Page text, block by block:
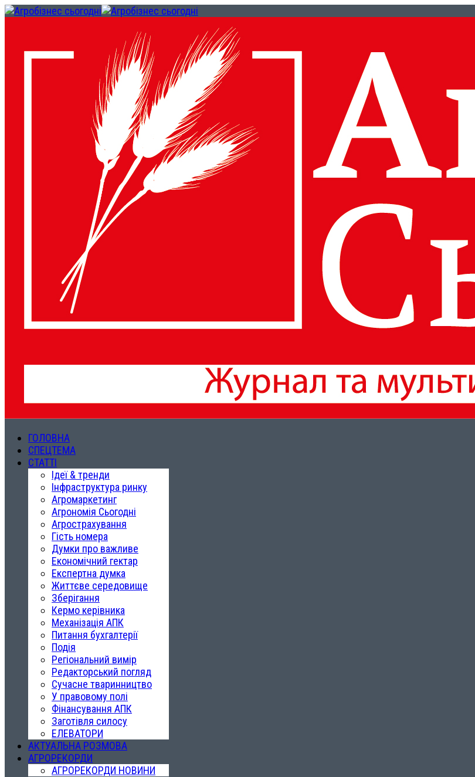
ГОЛОВНА
СПЕЦТЕМА
СТАТТІ
Ідеї & тренди
Інфраструктура ринку
Агромаркетинг
Агрономія Сьогодні
Агрострахування
Гість номера
Думки про важливе
Економічний гектар
Експертна думка
Життєве середовище
Зберігання
Кермо керівника
Механізація АПК
Питання бухгалтерії
Подія
Регіональний вимір
Редакторський погляд
Сучасне тваринництво
У правовому полі
Фінансування АПК
Заготівля силосу
ЕЛЕВАТОРИ
АКТУАЛЬНА РОЗМОВА
АГРОРЕКОРДИ
АГРОРЕКОРДИ НОВИНИ